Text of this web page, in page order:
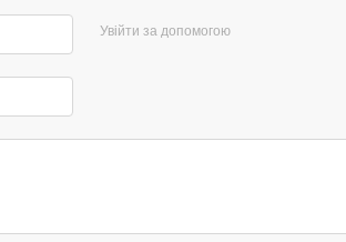
Увійти за допомогою